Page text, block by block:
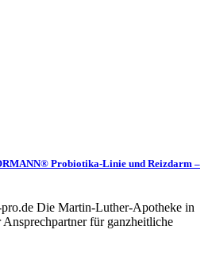
Probiotika-Linie und Reizdarm –
pro.de Die Martin-Luther-Apotheke in
für ganzheitliche